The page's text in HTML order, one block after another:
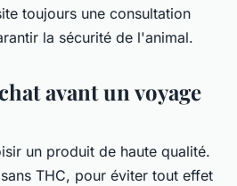
toujours une consultation
la sécurité de l'animal.
avant un voyage
un produit de haute qualité.
THC, pour éviter tout effet